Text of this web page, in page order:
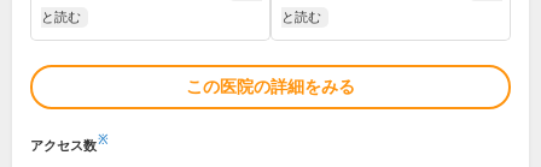
と読む
と読む
この医院の詳細をみる
アクセス数※